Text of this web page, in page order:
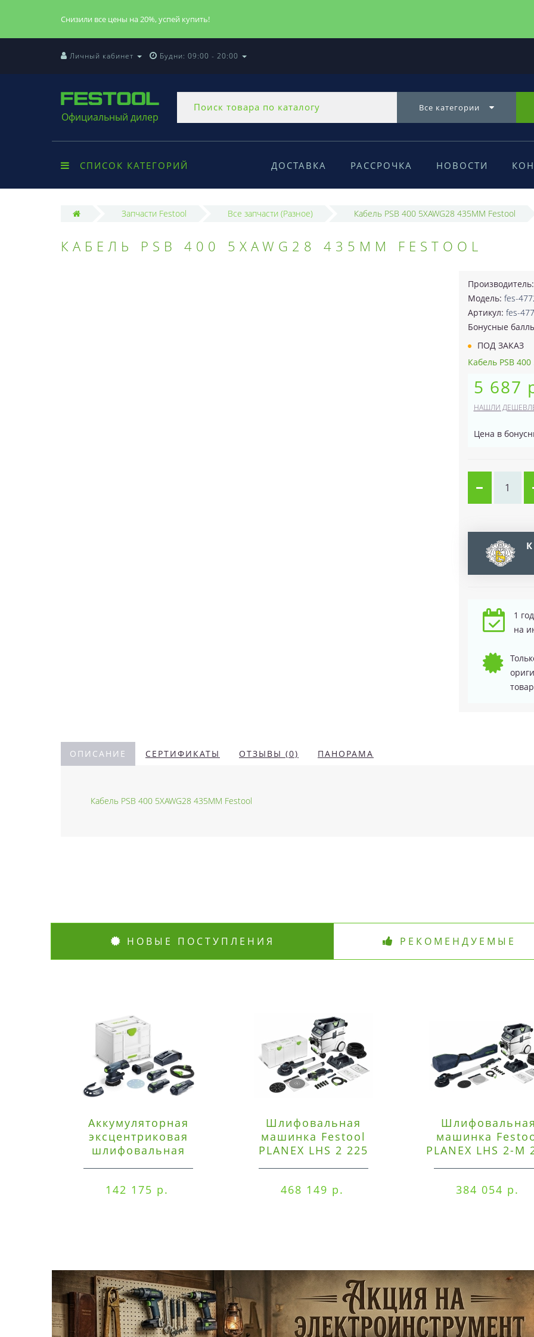
Снизили все цены на 20%, успей купить!
Личный кабинет Будни: 09:00 - 20:00
Официальный дилер
Все категории
СПИСОК КАТЕГОРИЙ ДОСТАВКА РАССРОЧКА НОВОСТИ
Запчасти Festool Все запчасти (Разное) Кабель PSB 400 5XAWG28 435MM Festool
КАБЕЛЬ PSB 400 5XAWG28 435MM FESTOOL
Модель: fes-
Артикул: fes-
Бонусные
ПОД ЗАКАЗ
Кабель PSB
5 687
НАШЛИ
Цена в
1
на
ОПИСАНИЕ СЕРТИФИКАТЫ ОТЗЫВЫ (0) ПАНОРАМА
Кабель PSB 400 5XAWG28 435MM Festool
НОВЫЕ ПОСТУПЛЕНИЯ РЕКОМЕНДУЕМЫЕ
Аккумуляторная
эксцентриковая
шлифовальная
142 175 р.
Шлифовальная
машинка Festool
PLANEX LHS 2 225
468 149 р.
машинка
PLANEX LHS 2-M
384 054 р.